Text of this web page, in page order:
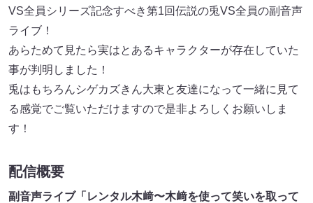
VS全員シリーズ記念すべき第1回伝説の兎VS全員の副音声
ライブ！
あらためて見たら実はとあるキャラクターが存在していた
事が判明しました！
兎はもちろんシゲカズきん大東と友達になって一緒に見て
る感覚でご覧いただけますので是非よろしくお願いしま
す！
配信概要
副音声ライブ「レンタル木﨑〜木﨑を使って笑いを取って